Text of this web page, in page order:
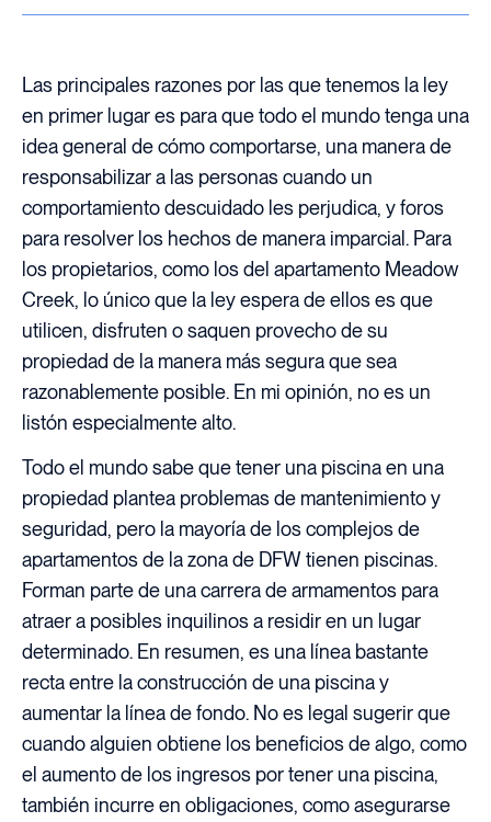
Las principales razones por las que tenemos la ley
en primer lugar es para que todo el mundo tenga una
idea general de cómo comportarse, una manera de
responsabilizar a las personas cuando un
comportamiento descuidado les perjudica, y foros
para resolver los hechos de manera imparcial. Para
los propietarios, como los del apartamento Meadow
Creek, lo único que la ley espera de ellos es que
utilicen, disfruten o saquen provecho de su
propiedad de la manera más segura que sea
razonablemente posible. En mi opinión, no es un
listón especialmente alto.
Todo el mundo sabe que tener una piscina en una
propiedad plantea problemas de mantenimiento y
seguridad, pero la mayoría de los complejos de
apartamentos de la zona de DFW tienen piscinas.
Forman parte de una carrera de armamentos para
atraer a posibles inquilinos a residir en un lugar
determinado. En resumen, es una línea bastante
recta entre la construcción de una piscina y
aumentar la línea de fondo. No es legal sugerir que
cuando alguien obtiene los beneficios de algo, como
el aumento de los ingresos por tener una piscina,
también incurre en obligaciones, como asegurarse